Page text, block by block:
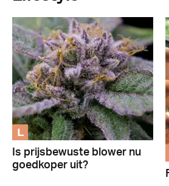
L
Is prijsbewuste blower nu
goedkoper uit?